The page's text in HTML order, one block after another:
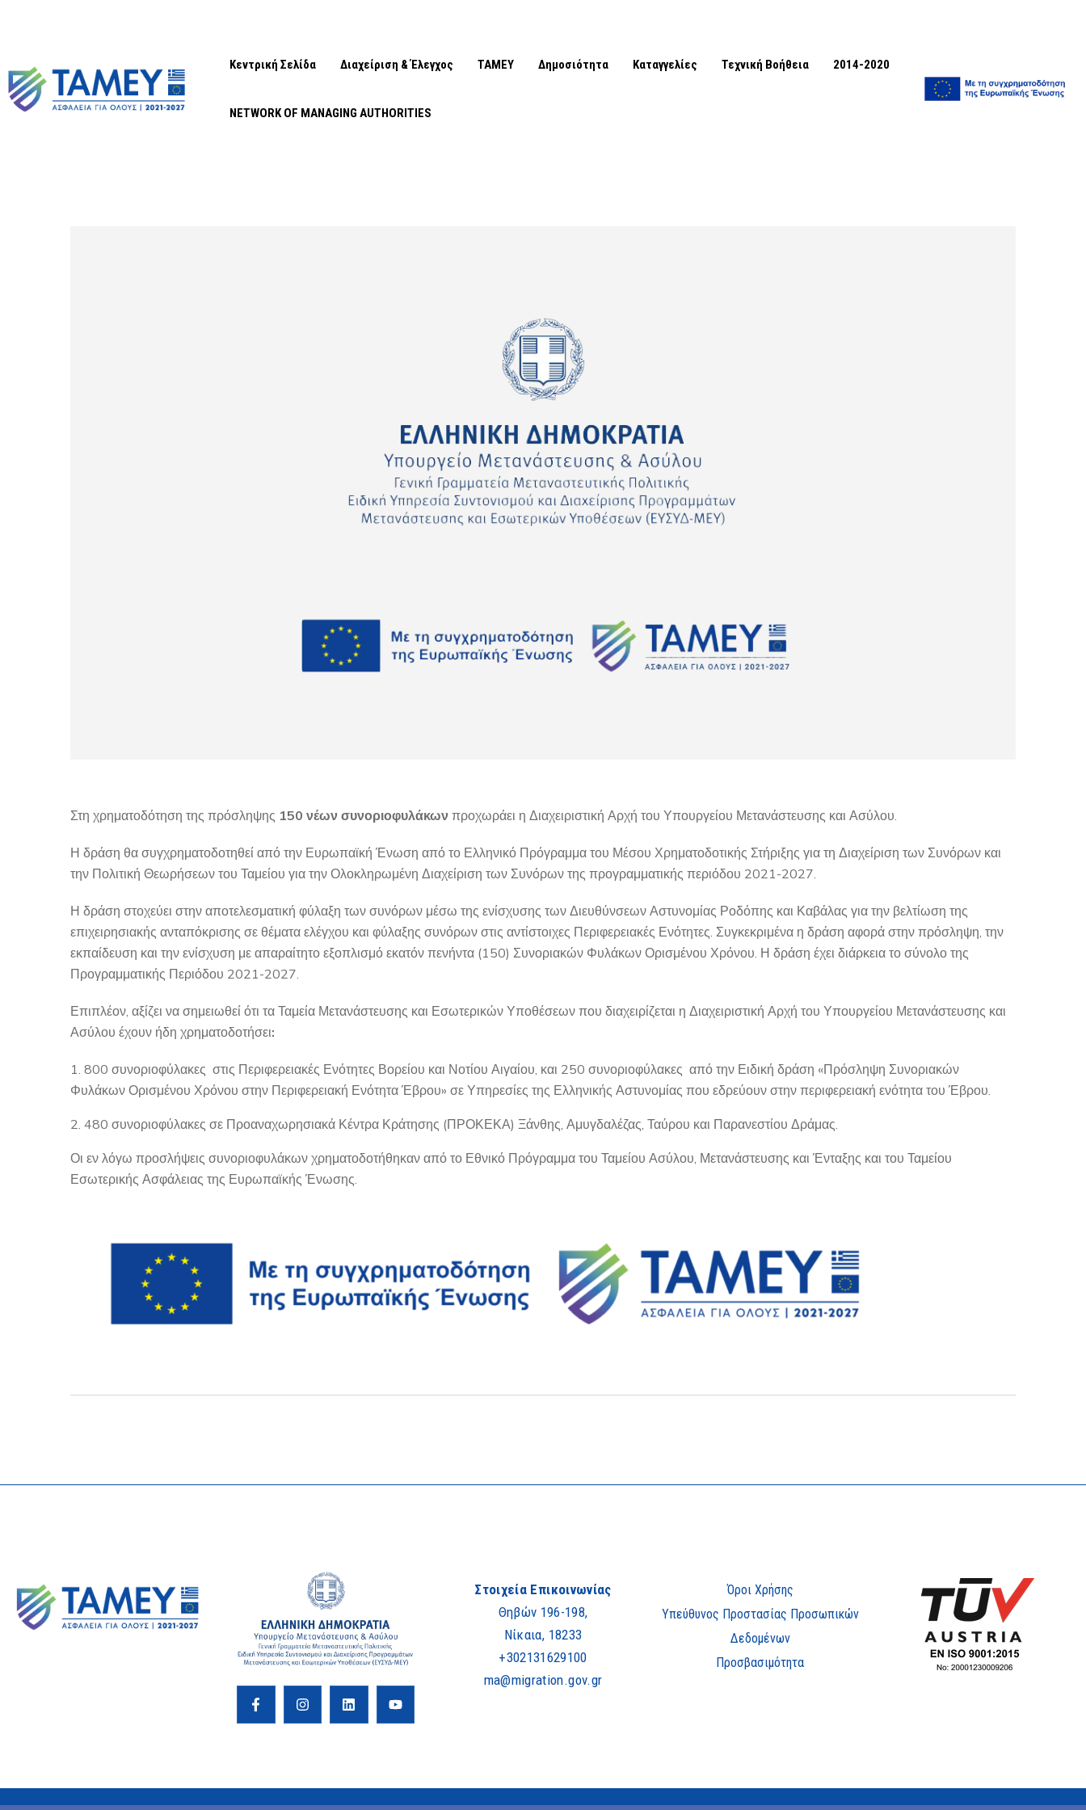
Κεντρική Σελίδα Διαχείριση & Έλεγχος ΤΑΜΕΥ Δημοσιότητα Καταγγελίες Τεχνική Βοήθεια 2014-2020
NETWORK OF MANAGING AUTHORITIES
Στη χρηματοδότηση της πρόσληψης 150 νέων συνοριοφυλάκων προχωράει η Διαχειριστική Αρχή του Υπουργείου Μετανάστευσης και Ασύλου.
Η δράση θα συγχρηματοδοτηθεί από την Ευρωπαϊκή Ένωση από το Ελληνικό Πρόγραμμα του Μέσου Χρηματοδοτικής Στήριξης για τη Διαχείριση των Συνόρων και
την Πολιτική Θεωρήσεων του Ταμείου για την Ολοκληρωμένη Διαχείριση των Συνόρων της προγραμματικής περιόδου 2021-2027.
Η δράση στοχεύει στην αποτελεσματική φύλαξη των συνόρων μέσω της ενίσχυσης των Διευθύνσεων Αστυνομίας Ροδόπης και Καβάλας για την βελτίωση της
επιχειρησιακής ανταπόκρισης σε θέματα ελέγχου και φύλαξης συνόρων στις αντίστοιχες Περιφερειακές Ενότητες. Συγκεκριμένα η δράση αφορά στην πρόσληψη, την
εκπαίδευση και την ενίσχυση με απαραίτητο εξοπλισμό εκατόν πενήντα (150) Συνοριακών Φυλάκων Ορισμένου Χρόνου. Η δράση έχει διάρκεια το σύνολο της
Προγραμματικής Περιόδου 2021-2027.
Επιπλέον, αξίζει να σημειωθεί ότι τα Ταμεία Μετανάστευσης και Εσωτερικών Υποθέσεων που διαχειρίζεται η Διαχειριστική Αρχή του Υπουργείου Μετανάστευσης και
Ασύλου έχουν ήδη χρηματοδοτήσει:
800 συνοριοφύλακες στις Περιφερειακές Ενότητες Βορείου και Νοτίου Αιγαίου, και 250 συνοριοφύλακες από την Ειδική δράση «Πρόσληψη Συνοριακών
Φυλάκων Ορισμένου Χρόνου στην Περιφερειακή Ενότητα Έβρου» σε Υπηρεσίες της Ελληνικής Αστυνομίας που εδρεύουν στην περιφερειακή ενότητα του Έβρου.
480 συνοριοφύλακες σε Προαναχωρησιακά Κέντρα Κράτησης (ΠΡΟΚΕΚΑ) Ξάνθης, Αμυγδαλέζας, Ταύρου και Παρανεστίου Δράμας.
Οι εν λόγω προσλήψεις συνοριοφυλάκων χρηματοδοτήθηκαν από το Εθνικό Πρόγραμμα του Ταμείου Ασύλου, Μετανάστευσης και Ένταξης και του Ταμείου
Εσωτερικής Ασφάλειας της Ευρωπαϊκής Ένωσης.
Στοιχεία Επικοινωνίας
Θηβών 196-198,
Νίκαια, 18233
+302131629100
ma@migration.gov.gr
Όροι Χρήσης
Υπεύθυνος Προστασίας Προσωπικών
Δεδομένων
Προσβασιμότητα